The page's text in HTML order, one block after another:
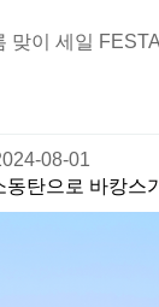
맞이 세일
08-01
동탄으로 바캉스